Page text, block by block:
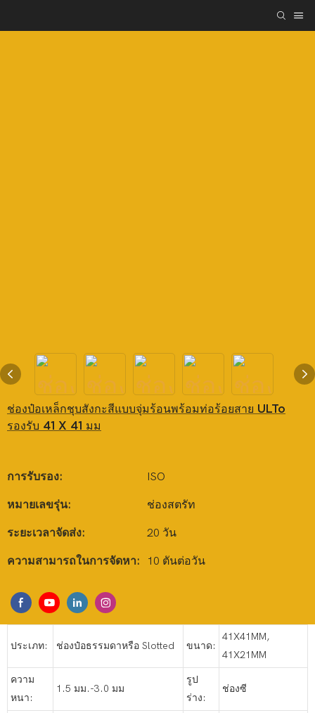
ช่องป๋อเหล็กชุบสังกะสีแบบจุ่มร้อนพร้อมท่อร้อยสาย ULTo
รองรับ 41 X 41 มม
การรับรอง: ISO
หมายเลขรุ่น: ช่องสตรัท
ระยะเวลาจัดส่ง: 20 วัน
ความสามารถในการจัดหา: 10 ตันต่อวัน
ประเภท: ช่องป๋อธรรมดาหรือ Slotted ขนาด:
41X41MM,
41X21MM
ความ
หนา:
1.5 มม.-3.0 มม
รูป
ร่าง:
ช่องซี